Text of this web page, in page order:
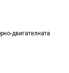
двигателната